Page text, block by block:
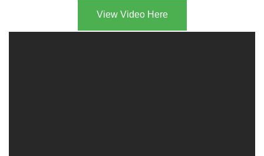
View Video Here